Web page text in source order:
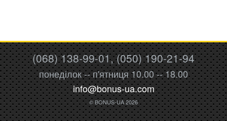
(068) 138-99-01, (050) 190-21-94
понеділок -- п'ятниця 10.00 -- 18.00
info@bonus-ua.com
© BONUS-UA 2026